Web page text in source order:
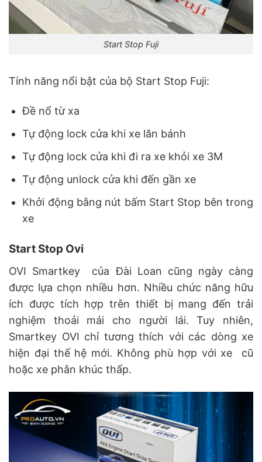
Start Stop Fuji
Tính năng nổi bật của bộ Start Stop Fuji:
Đề nổ từ xa
Tự động lock cửa khi xe lăn bánh
Tự động lock cửa khi đi ra xe khỏi xe 3M
Tự động unlock cửa khi đến gần xe
Khởi động bằng nút bấm Start Stop bên trong
xe
Start Stop Ovi
OVI Smartkey của Đài Loan cũng ngày càng
được lựa chọn nhiều hơn. Nhiều chức năng hữu
ích được tích hợp trên thiết bị mang đến trải
nghiệm thoải mái cho người lái. Tuy nhiên,
Smartkey OVI chỉ tương thích với các dòng xe
hiện đại thế hệ mới. Không phù hợp với xe cũ
hoặc xe phân khúc thấp.